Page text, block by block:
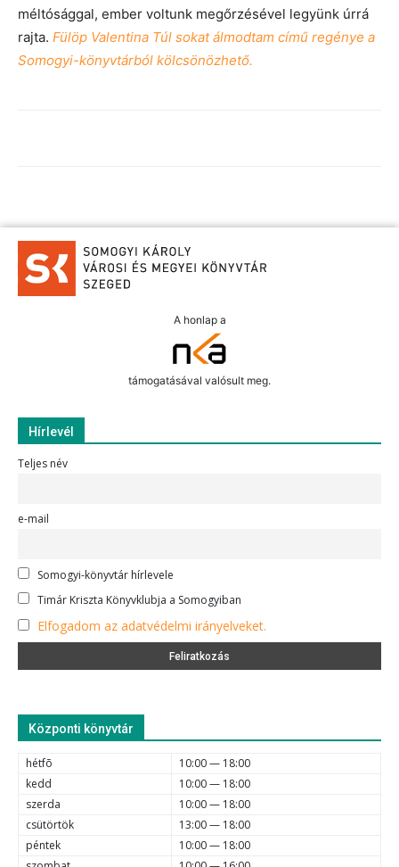
méltósággal, ember voltunk megőrzésével legyünk úrrá
rajta. Fülöp Valentina Túl sokat álmodtam című regénye a
Somogyi-könyvtárból kölcsönözhető.
A honlap a
támogatásával valósult meg.
Hírlevél
Teljes név
e-mail
Somogyi-könyvtár hírlevele
Timár Kriszta Könyvklubja a Somogyiban
Elfogadom az adatvédelmi irányelveket.
Központi könyvtár
hétfõ
10:00 — 18:00
kedd
10:00 — 18:00
szerda
10:00 — 18:00
csütörtök
13:00 — 18:00
péntek
10:00 — 18:00